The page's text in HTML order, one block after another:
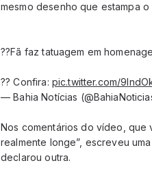
mesmo desenho que estampa
??Fã faz tatuagem em
?? Confira: pic.twitter.com/
— Bahia Notícias
Nos comentários do vídeo, que
realmente longe”, escreveu
declarou outra.